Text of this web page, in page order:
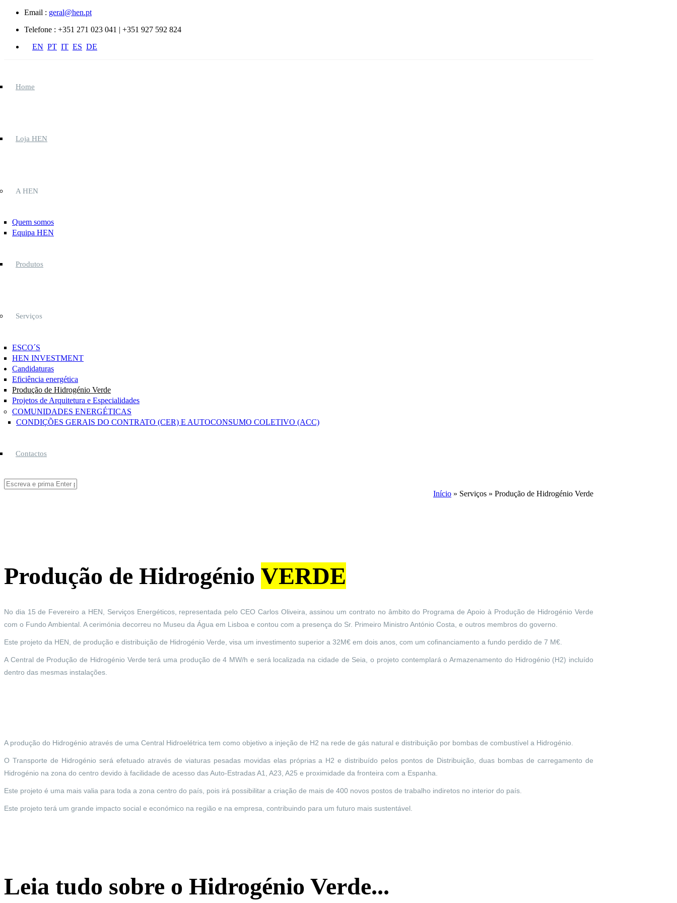
Passar para o conteúdo principal
Email : geral@hen.pt
Telefone : +351 271 023 041 | +351 927 592 824
EN PT IT ES DE
Home
Loja HEN
A HEN
Quem somos
Equipa HEN
Produtos
Serviços
ESCO´S
HEN INVESTMENT
Candidaturas
Eficiência energética
Produção de Hidrogénio Verde
Projetos de Arquitetura e Especialidades
COMUNIDADES ENERGÉTICAS
CONDIÇÕES GERAIS DO CONTRATO (CER) E AUTOCONSUMO COLETIVO (ACC)
Contactos
Pesquisar
Início » Serviços » Produção de Hidrogénio Verde
Produção de Hidrogénio VERDE
No dia 15 de Fevereiro a HEN, Serviços Energéticos, representada pelo CEO Carlos Oliveira, assinou um contrato no âmbito do Programa de Apoio à Produção de Hidrogénio Verde
com o Fundo Ambiental. A cerimónia decorreu no Museu da Água em Lisboa e contou com a presença do Sr. Primeiro Ministro António Costa, e outros membros do governo.
Este projeto da HEN, de produção e distribuição de Hidrogénio Verde, visa um investimento superior a 32M€ em dois anos, com um cofinanciamento a fundo perdido de 7 M€.
A Central de Produção de Hidrogénio Verde terá uma produção de 4 MW/h e será localizada na cidade de Seia, o projeto contemplará o Armazenamento do Hidrogénio (H2) incluído
dentro das mesmas instalações.
A produção do Hidrogénio através de uma Central Hidroelétrica tem como objetivo a injeção de H2 na rede de gás natural e distribuição por bombas de combustível a Hidrogénio.
O Transporte de Hidrogénio será efetuado através de viaturas pesadas movidas elas próprias a H2 e distribuído pelos pontos de Distribuição, duas bombas de carregamento de
Hidrogénio na zona do centro devido à facilidade de acesso das Auto-Estradas A1, A23, A25 e proximidade da fronteira com a Espanha.
Este projeto é uma mais valia para toda a zona centro do país, pois irá possibilitar a criação de mais de 400 novos postos de trabalho indiretos no interior do país.
Este projeto terá um grande impacto social e económico na região e na empresa, contribuindo para um futuro mais sustentável.
Leia tudo sobre o Hidrogénio Verde...